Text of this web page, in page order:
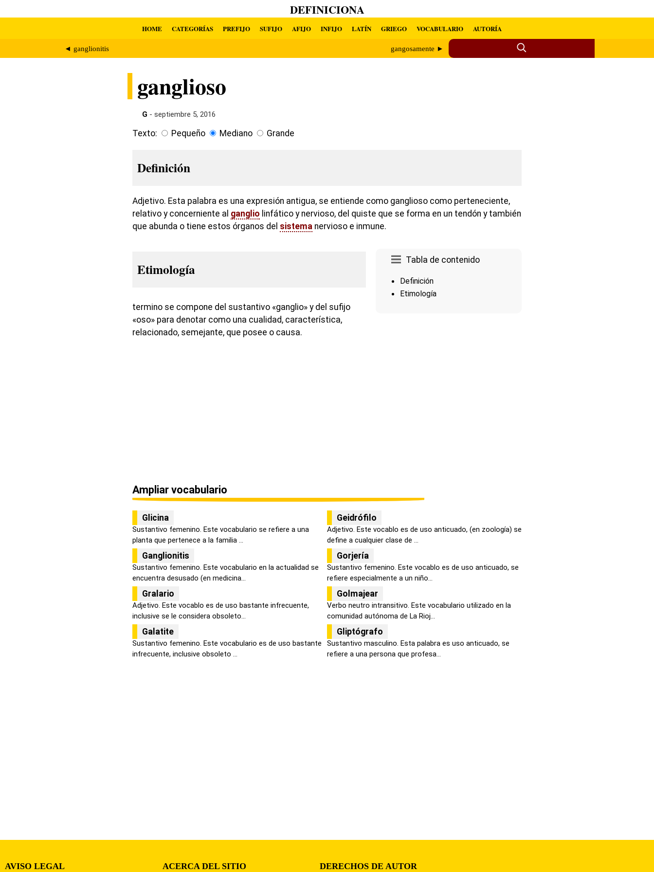
DEFINICIONA
HOME CATEGORÍAS PREFIJO SUFIJO AFIJO INFIJO LATÍN GRIEGO VOCABULARIO AUTORÍA
◄ ganglionitis gangosamente ►
ganglioso
G - septiembre 5, 2016
Texto: Pequeño Mediano Grande
Definición
Adjetivo. Esta palabra es una expresión antigua, se entiende como ganglioso como perteneciente,
relativo y concerniente al ganglio linfático y nervioso, del quiste que se forma en un tendón y también
que abunda o tiene estos órganos del sistema nervioso e inmune.
Tabla de contenido
Definición
Etimología
Etimología
termino se compone del sustantivo «ganglio» y del sufijo
«oso» para denotar como una cualidad, característica,
relacionado, semejante, que posee o causa.
Ampliar vocabulario
Glicina
Sustantivo femenino. Este vocabulario se refiere a una
planta que pertenece a la familia ...
Geidrófilo
Adjetivo. Este vocablo es de uso anticuado, (en zoología) se
define a cualquier clase de ...
Ganglionitis
Sustantivo femenino. Este vocabulario en la actualidad se
encuentra desusado (en medicina...
Gorjería
Sustantivo femenino. Este vocablo es de uso anticuado, se
refiere especialmente a un niño...
Gralario
Adjetivo. Este vocablo es de uso bastante infrecuente,
inclusive se le considera obsoleto...
Golmajear
Verbo neutro intransitivo. Este vocabulario utilizado en la
comunidad autónoma de La Rioj...
Galatite
Sustantivo femenino. Este vocabulario es de uso bastante
infrecuente, inclusive obsoleto ...
Gliptógrafo
Sustantivo masculino. Esta palabra es uso anticuado, se
refiere a una persona que profesa...
AVISO LEGAL ACERCA DEL SITIO DERECHOS DE AUTOR